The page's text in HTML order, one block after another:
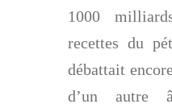
1000
recettes du
débattait
d’un autre